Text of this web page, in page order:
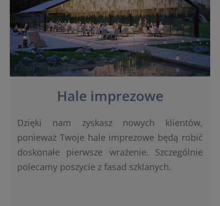
Hale imprezowe
Dzięki nam zyskasz nowych klientów,
ponieważ Twoje hale imprezowe będą robić
doskonałe pierwsze wrażenie. Szczególnie
polecamy poszycie z fasad szklanych.